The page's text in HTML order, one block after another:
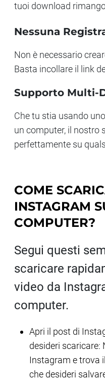
tuoi download
Nessuna
Non è necessario
Basta incollare il link
Supporto Multi-
Che tu stia usando
un computer, il nostro
perfettamente su
COME
INSTAGRAM
COMPUTER?
Segui questi
scaricare
video da
computer.
Apri il post di
desideri scaricare:
Instagram e trova
che desideri